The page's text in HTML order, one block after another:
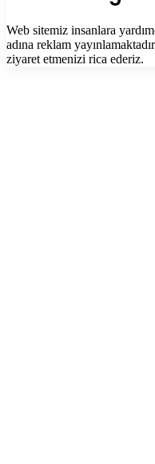
Web sitemiz insanlara
adına reklam
ziyaret etmenizi rica ederiz.